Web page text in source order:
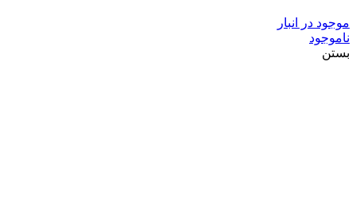
موجود در انبار
ناموجود
بستن